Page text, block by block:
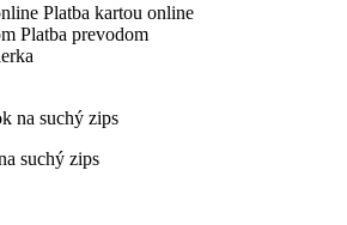
Platba kartou online
Platba prevodom
suchý zips